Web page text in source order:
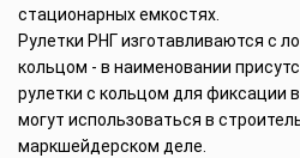
стационарных емкостях.
Рулетки РНГ изготавливаются с
кольцом - в наименовании
рулетки с кольцом для фиксации
могут использоваться в
маркшейдерском деле.